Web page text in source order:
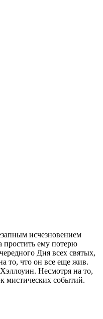
исчезновением
простить ему потерю
Дня всех святых,
то, что он все еще жив.
Несмотря на то,
мистических событий.